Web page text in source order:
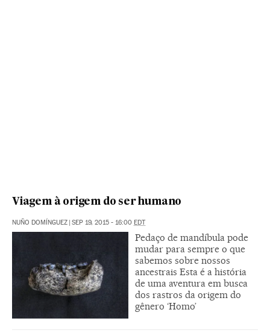
Viagem à origem do ser humano
NUÑO DOMÍNGUEZ | SEP 19, 2015 - 16:00 EDT
Pedaço de mandíbula pode
mudar para sempre o que
sabemos sobre nossos
ancestrais Esta é a história
de uma aventura em busca
dos rastros da origem do
gênero ‘Homo’